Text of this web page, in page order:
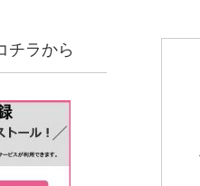
チラから